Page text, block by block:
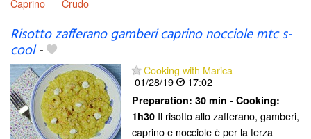
Caprino Crudo
Risotto zafferano gamberi caprino nocciole mtc s-
cool-
Cooking with Marica
01/28/19
17:02
Preparation: 30 min - Cooking:
1h30 Il risotto allo zafferano, gamberi,
caprino e nocciole è per la terza